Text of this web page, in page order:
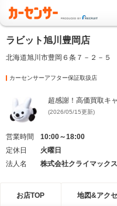
ラビット旭川豊岡店
北海道旭川市豊岡６条７－２－５
カーセンサーアフター保証取扱店
超感謝！高価買取キ
(2026/05/15更新)
営業時間
10:00～18:00
定休日
火曜日
法人名
株式会社クライマック
お店TOP 地図&アク